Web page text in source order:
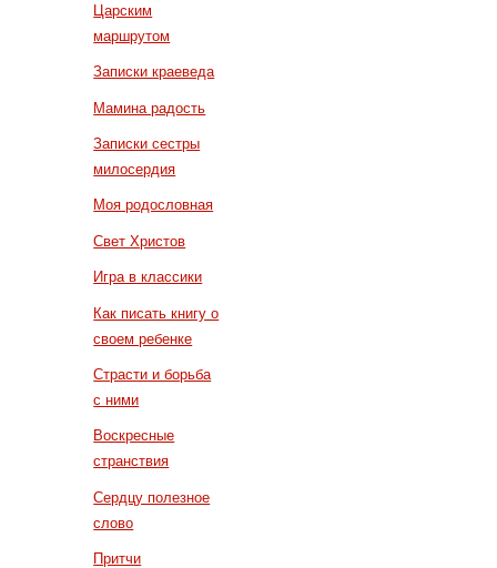
Царским
маршрутом
Записки краеведа
Мамина радость
Записки сестры
милосердия
Моя родословная
Свет Христов
Игра в классики
Как писать книгу о
своем ребенке
Страсти и борьба
с ними
Воскресные
странствия
Сердцу полезное
слово
Притчи